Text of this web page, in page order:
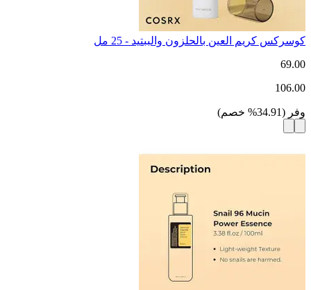
كوسركس كريم العين بالحلزون والببتيد - 25 مل
69.00
106.00
وفر (
34.91
% خصم)